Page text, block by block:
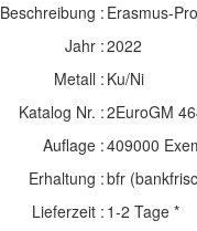
Beschreibung : Erasmus-
Jahr :2022
Metall : Ku/Ni
Katalog Nr. :2EuroGM
Auflage :409000
Erhaltung :bfr
Lieferzeit : 1-2 Tage *